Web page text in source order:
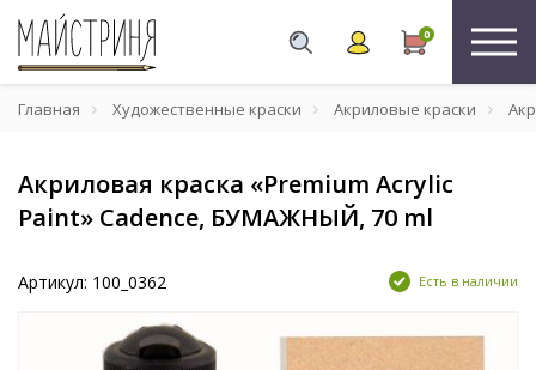
0
Главная Художественные краски Акриловые краски
Акриловая краска «Premium Acrylic
Paint» Cadence, БУМАЖНЫЙ, 70 ml
Артикул: 100_0362 Есть в наличии